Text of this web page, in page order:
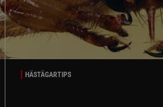
HÄSTÄGARTIPS